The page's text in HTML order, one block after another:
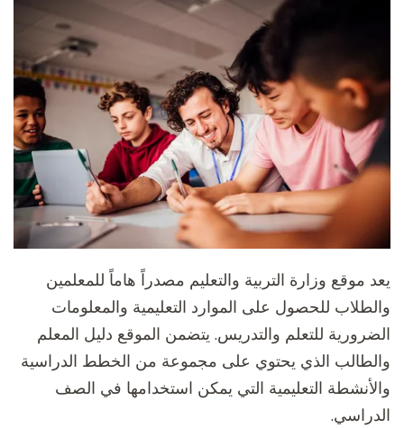
يعد موقع وزارة التربية والتعليم مصدراً هاماً للمعلمين
والطلاب للحصول على الموارد التعليمية والمعلومات
الضرورية للتعلم والتدريس. يتضمن الموقع دليل المعلم
والطالب الذي يحتوي على مجموعة من الخطط الدراسية
والأنشطة التعليمية التي يمكن استخدامها في الصف
الدراسي.